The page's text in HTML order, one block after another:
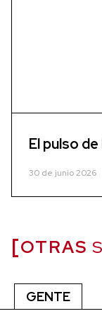
El pulso
30 de junio 2026
OTRAS
GENTE